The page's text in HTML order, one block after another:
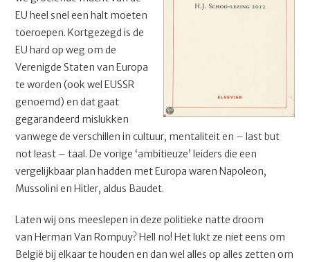
EU heel snel een halt moeten
toeroepen. Kortgezegd is de
EU hard op weg om de
Verenigde Staten van Europa
te worden (ook wel EUSSR
genoemd) en dat gaat
gegarandeerd mislukken
vanwege de verschillen in cultuur, mentaliteit en – last but
not least – taal. De vorige ‘ambitieuze’ leiders die een
vergelijkbaar plan hadden met Europa waren Napoleon,
Mussolini en Hitler, aldus Baudet.
Laten wij ons meeslepen in deze politieke natte droom
van Herman Van Rompuy? Hell no! Het lukt ze niet eens om
België bij elkaar te houden en dan wel alles op alles zetten om